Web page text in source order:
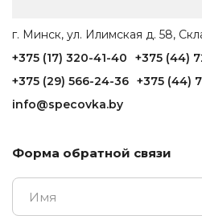
Форма обратной связи
г. Минск, ул. Илимская д. 58,
+375 (17) 320-41-40
+375 (44)
+375 (29) 566-24-36 +375 (44)
info@specovka.by